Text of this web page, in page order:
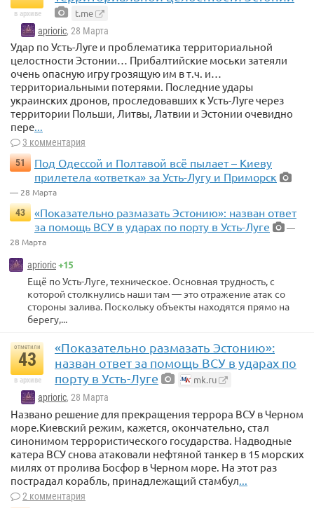
в архиве t.me
aprioric, 28 Марта
Удар по Усть-Луге и проблематика территориальной
целостности Эстонии… Прибалтийские моськи затеяли
очень опасную игру грозящую им в т.ч. и…
территориальными потерями. Последние удары
украинских дронов, проследовавших к Усть-Луге через
территории Польши, Литвы, Латвии и Эстонии очевидно
пере...
3 комментария
51
Под Одессой и Полтавой всё пылает – Киеву
прилетела «ответка» за Усть-Лугу и Приморск
— 28 Марта
43
«Показательно размазать Эстонию»: назван ответ
за помощь ВСУ в ударах по порту в Усть-Луге
—
28 Марта
aprioric+15
Ещё по Усть-Луге, техническое. Основная трудность, с
которой столкнулись наши там — это отражение атак со
стороны залива. Поскольку объекты находятся прямо на
берегу,...
отметили
43
в архиве
«Показательно размазать Эстонию»:
назван ответ за помощь ВСУ в ударах по
порту в Усть-Луге
mk.ru
aprioric, 28 Марта
Названо решение для прекращения террора ВСУ в Черном
море.Киевский режим, кажется, окончательно, стал
синонимом террористического государства. Надводные
катера ВСУ снова атаковали нефтяной танкер в 15 морских
милях от пролива Босфор в Черном море. На этот раз
пострадал корабль, принадлежащий стамбул
2 комментария